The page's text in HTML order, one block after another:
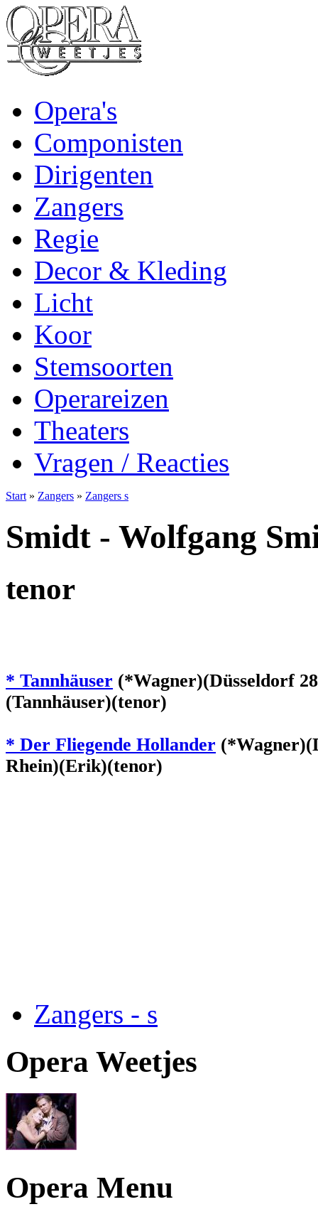
Opera's
Componisten
Dirigenten
Zangers
Regie
Decor & Kleding
Licht
Koor
Stemsoorten
Operareizen
Theaters
Vragen / Reacties
Start » Zangers » Zangers s
Smidt - Wolfgang
tenor
* Tannhäuser (*Wagner)(Düsseldorf
(Tannhäuser)(tenor)
* Der Fliegende Hollander
Rhein)(Erik)(tenor)
Zangers - s
Opera Weetjes
Opera Menu